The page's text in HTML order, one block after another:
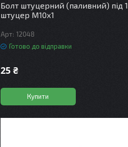
Болт штуцерний (паливний) під 1
штуцер М10х1
12048
Готово до відправки
25 ₴
Купити